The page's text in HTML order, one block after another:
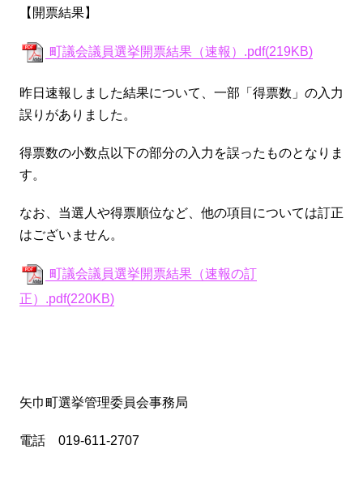
【開票結果】
町議会議員選挙開票結果（速報）.pdf(219KB)
昨日速報しました結果について、一部「得票数」の入力
誤りがありました。
得票数の小数点以下の部分の入力を誤ったものとなりま
す。
なお、当選人や得票順位など、他の項目については訂正
はございません。
町議会議員選挙開票結果（速報の訂
正）.pdf(220KB)
矢巾町選挙管理委員会事務局
電話 019-611-2707